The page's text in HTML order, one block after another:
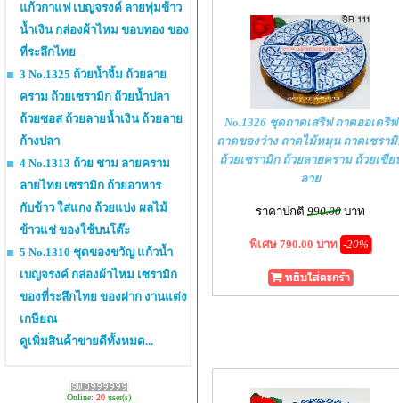
แก้วกาแฟ เบญจรงค์ ลายพุ่มข้าว
น้ำเงิน กล่องผ้าไหม ขอบทอง ของ
ที่ระลึกไทย
3 No.1325 ถ้วยน้ำจิ้ม ถ้วยลาย
คราม ถ้วยเซรามิก ถ้วยน้ำปลา
ถ้วยซอส ถ้วยลายน้ำเงิน ถ้วยลาย
ก้างปลา
4 No.1313 ถ้วย ชาม ลายคราม
ลายไทย เซรามิก ถ้วยอาหาร
กับข้าว ใส่แกง ถ้วยแบ่ง ผลไม้
ข้าวแช่ ของใช้บนโต๊ะ
5 No.1310 ชุดของขวัญ แก้วน้ำ
เบญจรงค์ กล่องผ้าไหม เซรามิก
ของที่ระลึกไทย ของฝาก งานแต่ง
เกษียณ
ดูเพิ่มสินค้าขายดีทั้งหมด...
Online: 20 user(s)
No.1326 ชุดถาดเสริฟ ถาดออเดริฟ
ถาดของว่าง ถาดไม้หมุน ถาดเซรา
ถ้วยเซรามิก ถ้วยลายคราม ถ้วยเขีย
ลาย
ราคาปกติ 990.00 บาท
พิเศษ 790.00 บาท -20%